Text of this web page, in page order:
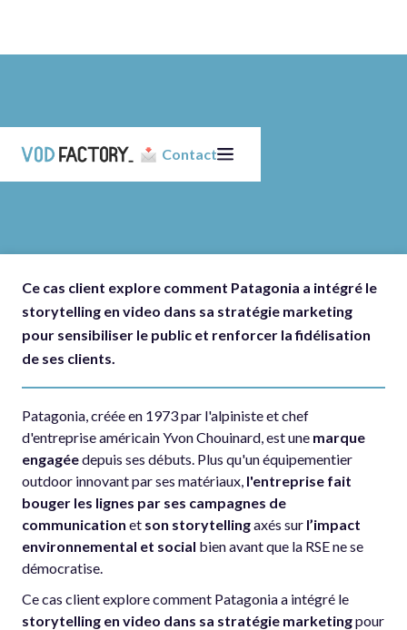
Contact
Ce cas client explore comment Patagonia a intégré le
storytelling en video dans sa stratégie marketing
pour sensibiliser le public et renforcer la fidélisation
de ses clients.
Patagonia, créée en 1973 par l'alpiniste et chef
d'entreprise américain Yvon Chouinard, est une marque
engagéedepuis ses débuts. Plus qu'un équipementier
outdoor innovant par ses matériaux, l'entreprise fait
bouger les lignes par ses campagnes de
communication et son storytellingaxés sur l’impact
environnemental et social bien avant que la RSE ne se
démocratise.
Ce cas client explore comment Patagonia a intégré le
storytelling en video dans sa stratégie marketingpour